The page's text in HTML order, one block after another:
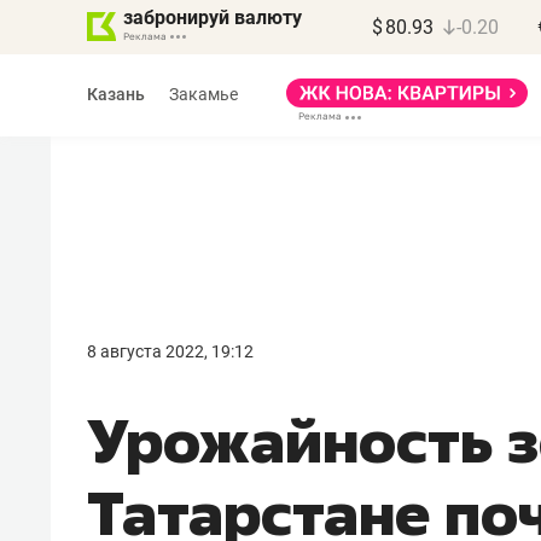
забронируй валюту $ 80.93 -0.20
Казань Закамье
8 августа 2022, 19:12
Урожайность
Татарстане
правил, бизнес может
потерять минимум